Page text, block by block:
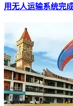
用无人运输系统完